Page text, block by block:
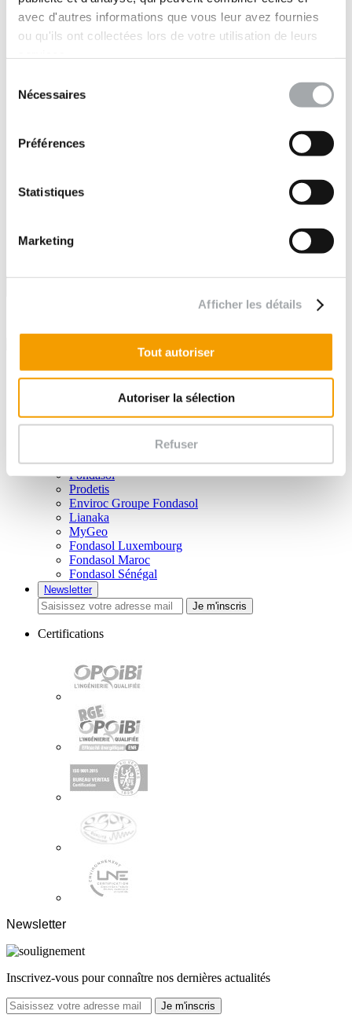
avec d'autres informations que vous leur avez fournies
ou qu'ils ont collectées lors de votre utilisation de leurs
Nécessaires
Préférences
Statistiques
Marketing
Afficher les détails
Tout autoriser
Autoriser la sélection
Refuser
Marchés publics
•
Immobilier
•
Industrie
Energies
•
Concession réseaux
•
Particuliers
Liens utiles
Brochures
Plan du site
Mentions légales
Politique de confidentialité
Fondasol
Prodetis
Enviroc Groupe Fondasol
Lianaka
MyGeo
Fondasol Luxembourg
Fondasol Maroc
Fondasol Sénégal
Newsletter
Je m'inscris
Certifications
Newsletter
Inscrivez-vous pour connaître nos dernières actualités
Je m'inscris